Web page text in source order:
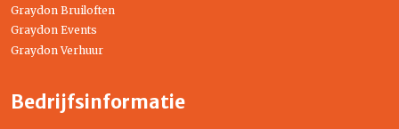
Graydon Bruiloften
Graydon Events
Graydon Verhuur
Bedrijfsinformatie